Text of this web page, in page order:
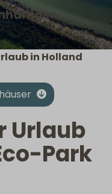
in Holland
Urlaub
Park